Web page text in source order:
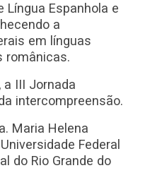
Língua Espanhola e
a
em línguas
românicas.
III Jornada
intercompreensão.
Maria Helena
Federal
do Rio Grande do